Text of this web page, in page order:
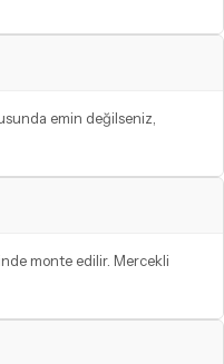
emin değilseniz,
monte edilir. Mercekli